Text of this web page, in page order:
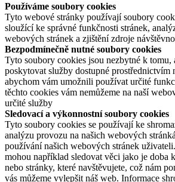
Používáme soubory cookies
Tyto webové stránky používají soubory
sloužící ke správné funkčnosti stránek,
webových stránek a zjištění zdroje
Bezpodmínečně nutné soubory cookies
Tyto soubory cookies jsou nezbytné k
poskytovat služby dostupné prostřednictvím
abychom vám umožnili používat určité
těchto cookies vám nemůžeme na naší
určité služby
Sledovací a výkonnostní soubory cookies
Tyto soubory cookies se používají ke
analýzu provozu na našich webových
používání našich webových stránek
mohou například sledovat věci jako je doba
nebo stránky, které navštěvujete, což nám
vás můžeme vylepšit náš web. Informace